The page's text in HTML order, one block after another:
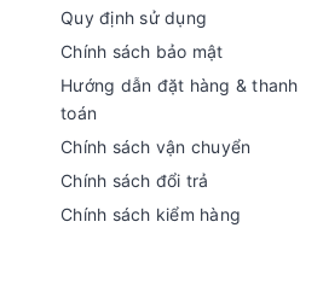
Quy định sử dụng
Chính sách bảo mật
Hướng dẫn đặt hàng & thanh
toán
Chính sách vận chuyển
Chính sách đổi trả
Chính sách kiểm hàng